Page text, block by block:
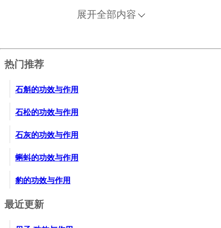
展开全部内容
热门推荐
石斛的功效与作用
石松的功效与作用
石灰的功效与作用
蝌蚪的功效与作用
豹的功效与作用
最近更新